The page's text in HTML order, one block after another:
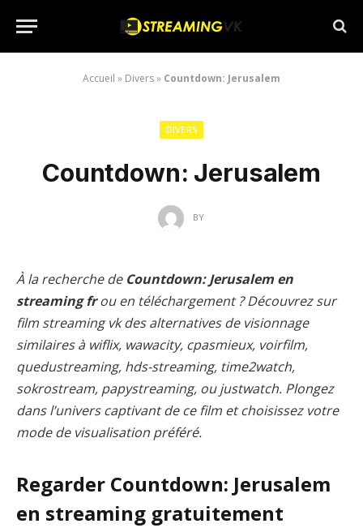
Accueil » Divers» Countdown: Jerusalem
DIVERS
Countdown: Jerusalem
BY
À la recherche de Countdown: Jerusalem en
streaming frou en téléchargement ? Découvrez sur
film streaming vk des alternatives de visionnage
similaires à wiflix, wawacity, cpasmieux, voirfilm,
quedustreaming, hds-streaming, time2watch,
sokrostream, papystreaming, ou justwatch. Plongez
dans l’univers captivant de ce film et choisissez votre
mode de visualisation préféré.
Regarder Countdown: Jerusalem
en streaming gratuitement